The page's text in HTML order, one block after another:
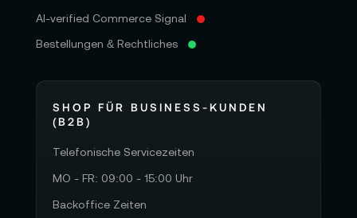
AI-verified Commerce Signal
Bestellungen & Rechtliches
SHOP FÜR BUSINESS-KUNDEN
(B2B)
Telefonische Servicezeiten
MO - FR: 09:00 - 15:00 Uhr
Backoffice Zeiten